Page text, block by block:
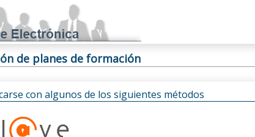
de planes de formación
con algunos de los siguientes métodos